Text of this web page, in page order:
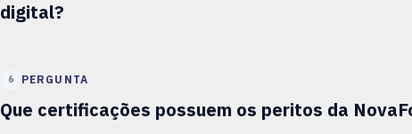
digital?
6 PERGUNTA
Que certificações possuem os peritos da